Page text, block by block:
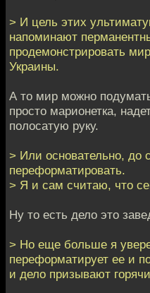
> И цель этих
напоминают
продемонстрировать
Украины.
А то мир можно
просто марионетка,
полосатую руку.
> Или основательно, до
переформатировать.
> Я и сам считаю, что
Ну то есть дело это
> Но еще больше я
переформатирует ее и
и дело призывают